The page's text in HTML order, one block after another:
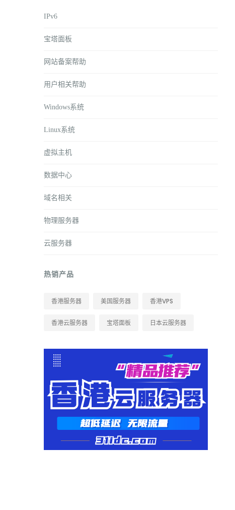
IPv6
宝塔面板
网站备案帮助
用户相关帮助
Windows系统
Linux系统
虚拟主机
数据中心
域名相关
物理服务器
云服务器
热销产品
香港服务器 美国服务器 香港VPS
香港云服务器 宝塔面板 日本云服务器